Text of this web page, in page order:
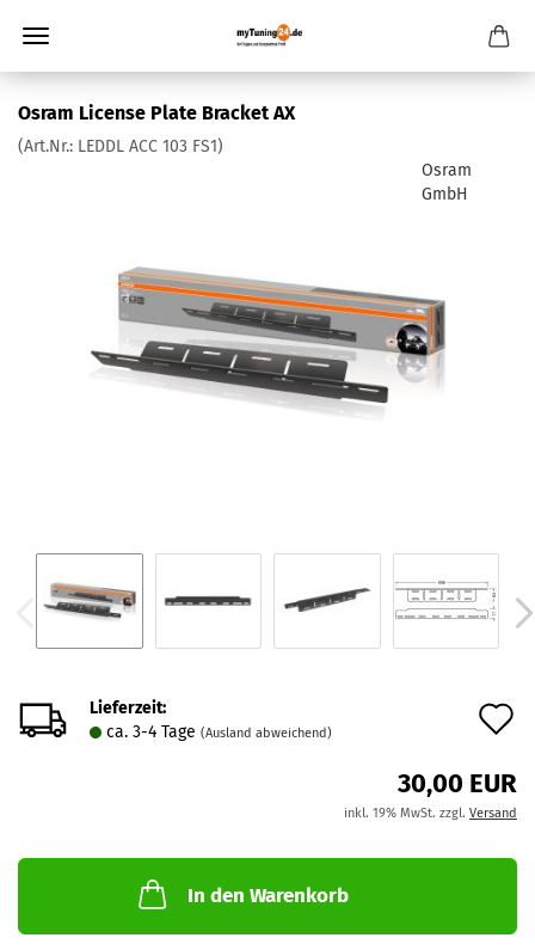
Osram License Plate Bracket AX
(Art.Nr.: LEDDL ACC 103 FS1)
Osram
GmbH
Lieferzeit:
ca. 3-4 Tage (Ausland abweichend)
30,00 EUR
inkl. 19% MwSt. zzgl. Versand
In den Warenkorb